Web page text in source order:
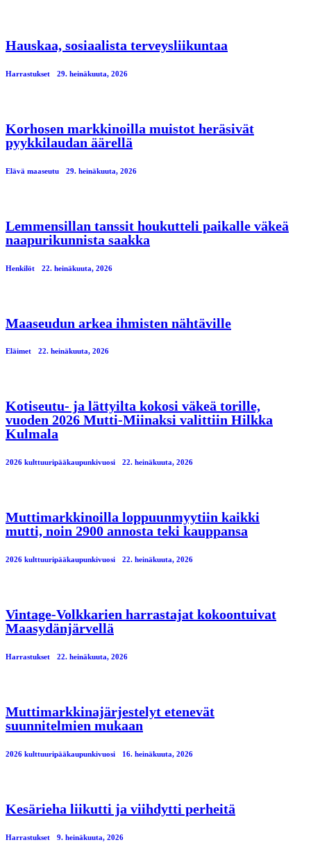
Hauskaa, sosiaalista terveysliikuntaa
Harrastukset 29. heinäkuuta, 2026
Korhosen markkinoilla muistot heräsivät
pyykkilaudan äärellä
Elävä maaseutu 29. heinäkuuta, 2026
Lemmensillan tanssit houkutteli paikalle väkeä
naapurikunnista saakka
Henkilöt 22. heinäkuuta, 2026
Maaseudun arkea ihmisten nähtäville
Eläimet 22. heinäkuuta, 2026
Kotiseutu- ja lättyilta kokosi väkeä torille,
vuoden 2026 Mutti-Miinaksi valittiin Hilkka
Kulmala
2026 kulttuuripääkaupunkivuosi 22. heinäkuuta, 2026
Muttimarkkinoilla loppuunmyytiin kaikki
mutti, noin 2900 annosta teki kauppansa
2026 kulttuuripääkaupunkivuosi 22. heinäkuuta, 2026
Vintage-Volkkarien harrastajat kokoontuivat
Maasydänjärvellä
Harrastukset 22. heinäkuuta, 2026
Muttimarkkinajärjestelyt etenevät
suunnitelmien mukaan
2026 kulttuuripääkaupunkivuosi 16. heinäkuuta, 2026
Kesärieha liikutti ja viihdytti perheitä
Harrastukset 9. heinäkuuta, 2026